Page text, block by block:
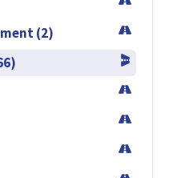
(2)